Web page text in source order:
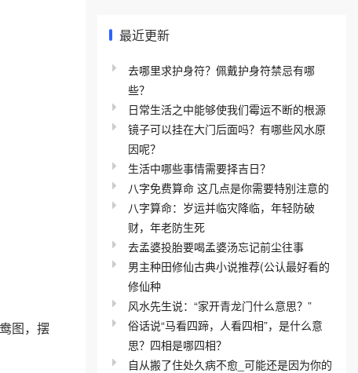
图，摆
最近更新
去哪里求护身符？佩戴护身符禁忌有哪
些？
日常生活之中能够使我们霉运不断的根源
镜子可以挂在大门后面吗？有哪些风水原
因呢？
生活中哪些事情需要择吉日？
八字免费算命 这几点是你需要特别注意的
八字算命：岁运并临灾降临，年轻防破
财，年老防生死
去孟婆投胎要喝孟婆汤忘记前尘往事
男主种田修仙古典小说推荐(公认最好看的
修仙种
风水先生说：“家开青龙门什么意思？”
俗话说“马看四蹄，人看四相”，是什么意
思？四相是哪四相？
自从搬了住处久病不愈_可能还是因为你的